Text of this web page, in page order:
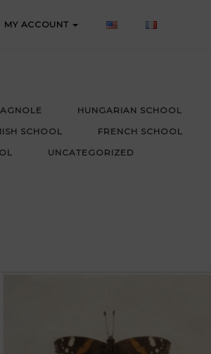
MY ACCOUNT
HUNGARIAN SCHOOL
SCHOOL
FRENCH SCHOOL
UNCATEGORIZED